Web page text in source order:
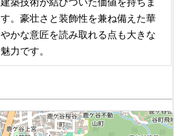
す。豪壮さと装飾性を兼ね備えた華
やかな意匠を読み取れる点も大きな
魅力です。